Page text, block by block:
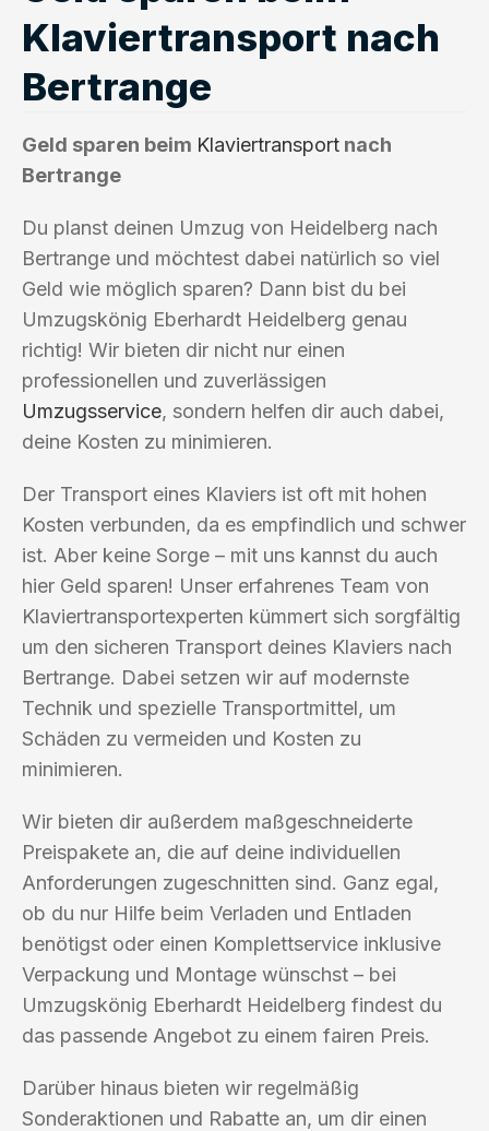
Klaviertransport nach
Bertrange
Geld sparen beim Klaviertransport nach
Bertrange
Du planst deinen Umzug von Heidelberg nach
Bertrange und möchtest dabei natürlich so viel
Geld wie möglich sparen? Dann bist du bei
Umzugskönig Eberhardt Heidelberg genau
richtig! Wir bieten dir nicht nur einen
professionellen und zuverlässigen
Umzugsservice, sondern helfen dir auch dabei,
deine Kosten zu minimieren.
Der Transport eines Klaviers ist oft mit hohen
Kosten verbunden, da es empfindlich und schwer
ist. Aber keine Sorge – mit uns kannst du auch
hier Geld sparen! Unser erfahrenes Team von
Klaviertransportexperten kümmert sich sorgfältig
um den sicheren Transport deines Klaviers nach
Bertrange. Dabei setzen wir auf modernste
Technik und spezielle Transportmittel, um
Schäden zu vermeiden und Kosten zu
minimieren.
Wir bieten dir außerdem maßgeschneiderte
Preispakete an, die auf deine individuellen
Anforderungen zugeschnitten sind. Ganz egal,
ob du nur Hilfe beim Verladen und Entladen
benötigst oder einen Komplettservice inklusive
Verpackung und Montage wünschst – bei
Umzugskönig Eberhardt Heidelberg findest du
das passende Angebot zu einem fairen Preis.
Darüber hinaus bieten wir regelmäßig
Sonderaktionen und Rabatte an, um dir einen